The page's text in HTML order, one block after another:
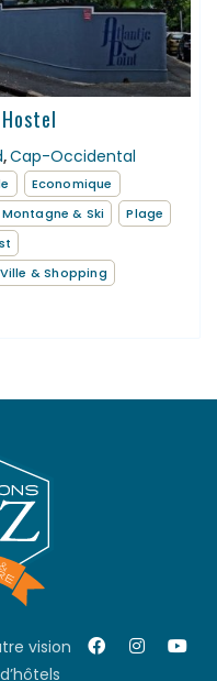
,Cap-Occidental
Economique
Montagne & Ski
Plage
Ville & Shopping
vision